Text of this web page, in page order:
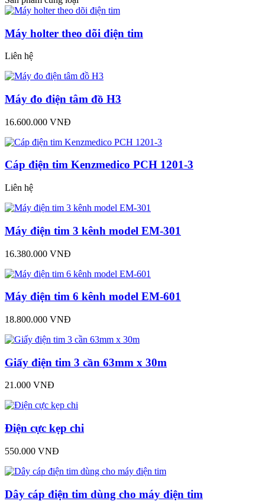
Máy holter theo dõi điện tim
Liên hệ
Máy đo điện tâm đồ H3
16.600.000 VNĐ
Cáp điện tim Kenzmedico PCH 1201-3
Liên hệ
Máy điện tim 3 kênh model EM-301
16.380.000 VNĐ
Máy điện tim 6 kênh model EM-601
18.800.000 VNĐ
Giấy điện tim 3 cần 63mm x 30m
21.000 VNĐ
Điện cực kẹp chi
550.000 VNĐ
Dây cáp điện tim dùng cho máy điện tim